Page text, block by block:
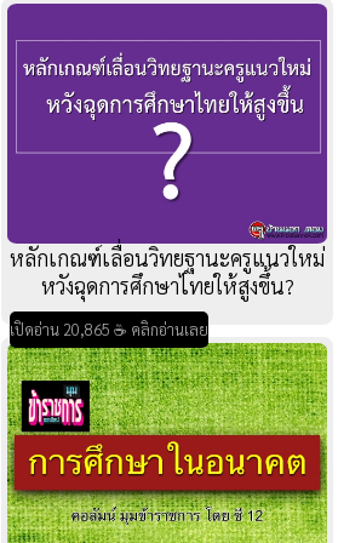
หลักเกณฑ์เลื่อนวิทยฐานะครูแนวใหม่
หวังฉุดการศึกษาไทยให้สูงขึ้น?
เปิดอ่าน 20,865 ☕ คลิกอ่านเลย